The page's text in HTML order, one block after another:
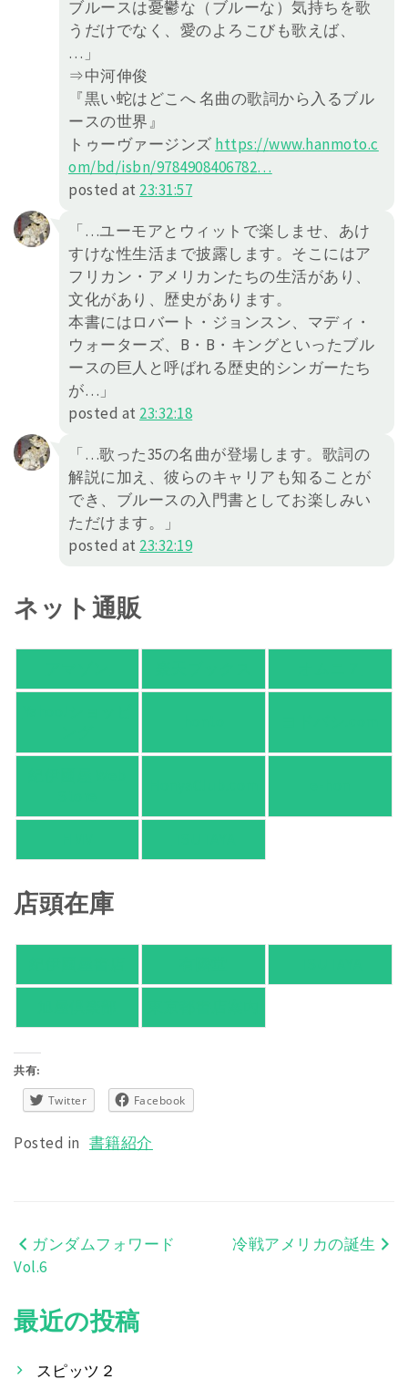
ブルースは憂鬱な（ブルーな）気持ちを歌
うだけでなく、愛のよろこびも歌えば、
…」
⇒中河伸俊
『黒い蛇はどこへ 名曲の歌詞から入るブル
ースの世界』
トゥーヴァージンズ https://www.hanmoto.c
om/bd/isbn/9784908406782…
posted at 23:31:57
「…ユーモアとウィットで楽しませ、あけ
すけな性生活まで披露します。そこにはア
フリカン・アメリカンたちの生活があり、
文化があり、歴史があります。
本書にはロバート・ジョンスン、マディ・
ウォーターズ、B・B・キングといったブル
ースの巨人と呼ばれる歴史的シンガーたち
が…」
posted at 23:32:18
「…歌った35の名曲が登場します。歌詞の
解説に加え、彼らのキャリアも知ることが
でき、ブルースの入門書としてお楽しみい
ただけます。」
posted at 23:32:19
ネット通販
店頭在庫
共有:
Twitter Facebook
Posted in 書籍紹介
投
ナ
ビ
ガンダムフォワード
Vol.6
冷戦アメリカの誕生
最近の投稿
スピッツ２